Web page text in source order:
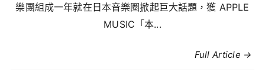
樂團組成一年就在日本音樂圈掀起巨大話題，獲 APPLE
MUSIC「本...
Full Article →